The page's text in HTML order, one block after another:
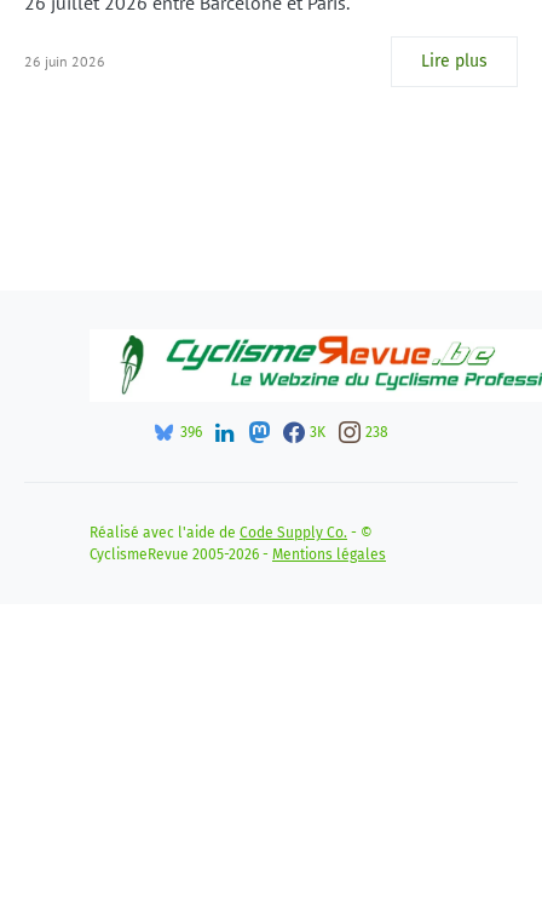
26 juin 2026 Lire plus
396 3K 238
Réalisé avec l'aide de Code Supply Co. - ©
CyclismeRevue 2005-2026 - Mentions légales